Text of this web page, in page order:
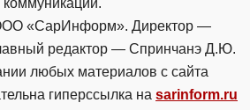
коммуникаций.
«СарИнформ». Директор —
редактор — Спринчанэ Д.Ю.
любых материалов с сайта
гиперссылка на sarinform.ru